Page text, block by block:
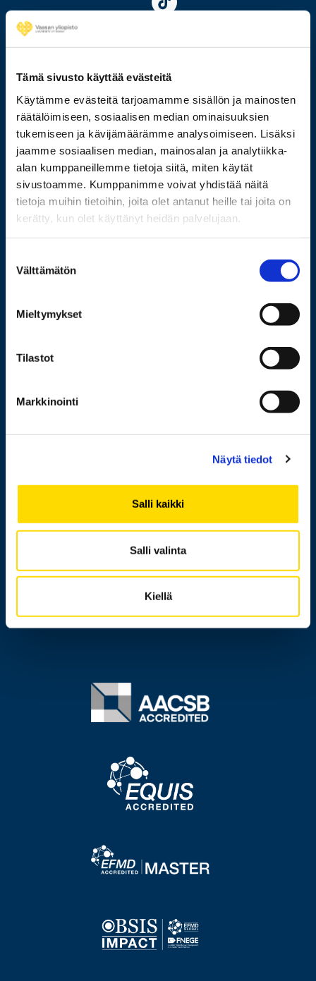
Tämä sivusto käyttää evästeitä
Käytämme evästeitä tarjoamamme sisällön ja mainosten
räätälöimiseen, sosiaalisen median ominaisuuksien
tukemiseen ja kävijämäärämme analysoimiseen. Lisäksi
jaamme sosiaalisen median, mainosalan ja analytiikka-
alan kumppaneillemme tietoja siitä, miten käytät
sivustoamme. Kumppanimme voivat yhdistää näitä
tietoja muihin tietoihin, joita olet antanut heille tai joita on
kerätty, kun olet käyttänyt heidän palvelujaan.
valinta
Välttämätön
Mieltymykset
Tilastot
Markkinointi
Näytä tiedot
Salli kaikki
Salli valinta
Kiellä
Wolffintie 32
FI-65200 Vaasa PL 700
65101 Vaasa
Lisää yhteystietoja
Opiskelijaksi
Yhteystiedot
Tietoa sivustosta
Tietosuoja
Saavutettavuusseloste
Image
Image
Image
Image